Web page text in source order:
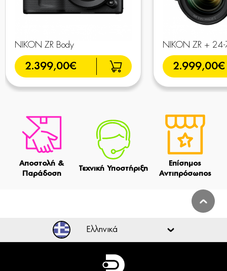
NIKON ZR Body
2.399,00€
NIKON ZR +
2.999,00€
Αποστολή &
Παράδοση
Τεχνική Υποστήριξη
Επίσημος
Αντιπρόσωπος
Ελληνικά
Ελληνικά